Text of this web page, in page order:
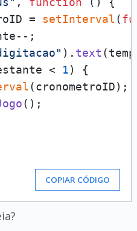
= setInterval(
;
). text
< 1) {
(cronometroID);
();
COPIAR CÓDIGO